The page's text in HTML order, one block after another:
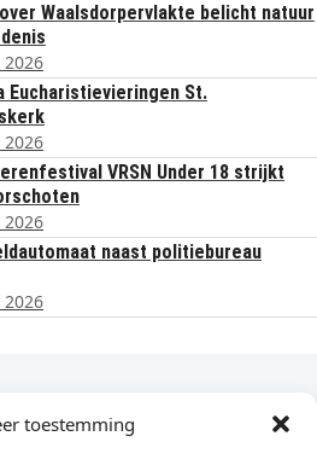
toestemming
Waalsdorpervlakte belicht natuur
Eucharistievieringen St.
VRSN Under 18 strijkt
naast politiebureau
nieuws in je e-mail?